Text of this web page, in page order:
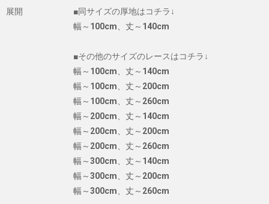
展開
■同サイズの厚地はコチラ↓
幅～100cm、丈～140cm
■その他のサイズのレースはコチラ↓
幅～100cm、丈～140cm
幅～100cm、丈～200cm
幅～100cm、丈～260cm
幅～200cm、丈～140cm
幅～200cm、丈～200cm
幅～200cm、丈～260cm
幅～300cm、丈～140cm
幅～300cm、丈～200cm
幅～300cm、丈～260cm